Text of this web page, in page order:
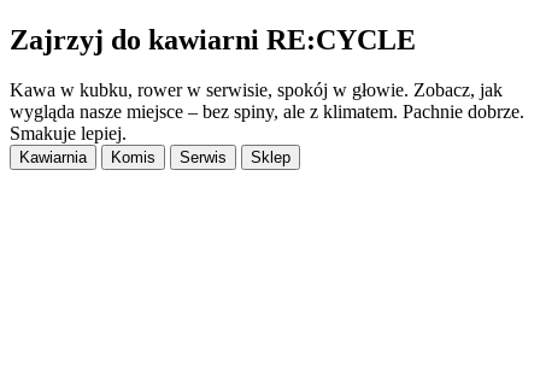
Zajrzyj do kawiarni RE:CYCLE
Kawa w kubku, rower w serwisie, spokój w głowie. Zobacz, jak
wygląda nasze miejsce – bez spiny, ale z klimatem. Pachnie dobrze.
Smakuje lepiej.
Kawiarnia Komis Serwis Sklep